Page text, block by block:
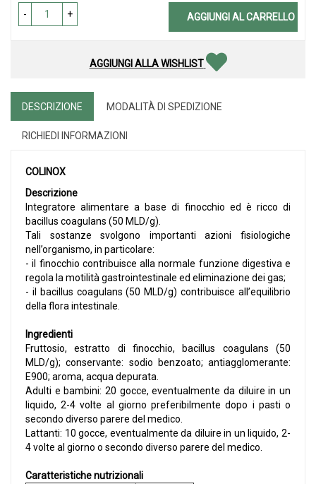
- + AGGIUNGI AL CARRELLO
AGGIUNGI ALLA WISHLIST
DESCRIZIONE MODALITÀ DI SPEDIZIONE
RICHIEDI INFORMAZIONI
COLINOX
Descrizione
Integratore alimentare a base di finocchio ed è ricco di
bacillus coagulans (50 MLD/g).
Tali sostanze svolgono importanti azioni fisiologiche
nell’organismo, in particolare:
- il finocchio contribuisce alla normale funzione digestiva e
regola la motilità gastrointestinale ed eliminazione dei gas;
- il bacillus coagulans (50 MLD/g) contribuisce all’equilibrio
della flora intestinale.
Ingredienti
Fruttosio, estratto di finocchio, bacillus coagulans (50
MLD/g); conservante: sodio benzoato; antiagglomerante:
E900; aroma, acqua depurata.
Adulti e bambini: 20 gocce, eventualmente da diluire in un
liquido, 2-4 volte al giorno preferibilmente dopo i pasti o
secondo diverso parere del medico.
Lattanti: 10 gocce, eventualmente da diluire in un liquido, 2-
4 volte al giorno o secondo diverso parere del medico.
Caratteristiche nutrizionali